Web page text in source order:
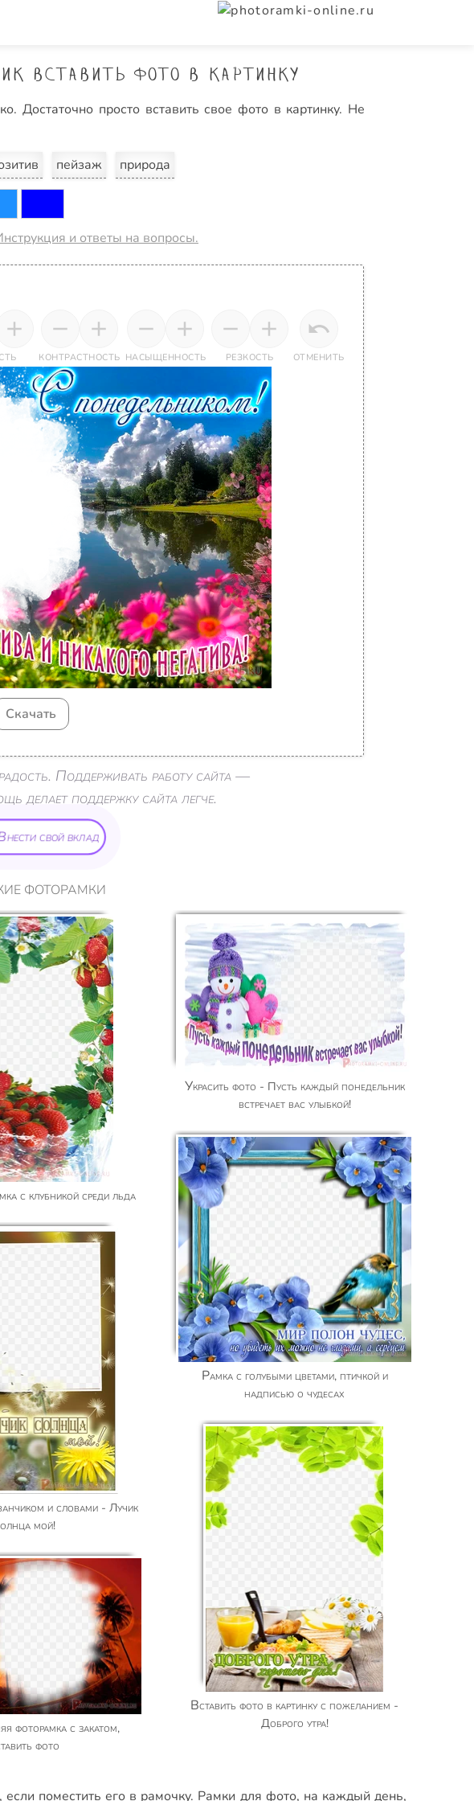
вставить фото в картинку
Достаточно просто вставить свое фото в картинку. Не
пейзаж
природа
и ответы на вопросы.
КОНТРАСТНОСТЬ НАСЫЩЕННОСТЬ РЕЗКОСТЬ ОТМЕНИТЬ
Скачать
Поддерживать работу сайта —
делает поддержку сайта легче.
свой вклад
ФОТОРАМКИ
с клубникой среди льда
Украсить фото - Пусть каждый понедельник
встречает вас улыбкой!
Рамка с голубыми цветами, птичкой и
надписью о чудесах
мой!
Вставить фото в картинку с пожеланием -
Доброго утра!
фото
поместить его в рамочку. Рамки для фото, на каждый день,